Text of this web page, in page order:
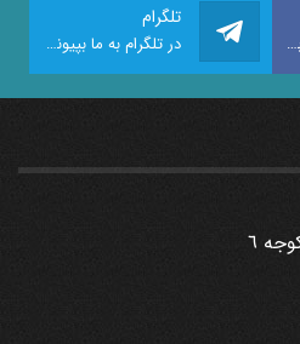
در فیس بوک به ما بپیوندید
تلگرام
در تلگرام به ما بپیوندید
٦